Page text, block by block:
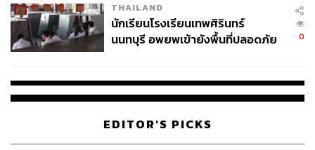
จ่ายหนี้-แอบระบุแบรนด์
THAILAND
นักเรียนโรงเรียนเทพศิรินทร์
นนทบุรี อพยพเข้ายังพื้นที่ปลอดภัย
0
EDITOR'S PICKS